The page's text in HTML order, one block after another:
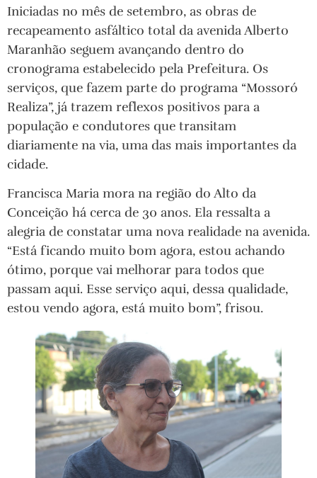
Iniciadas no mês de setembro, as obras de
recapeamento asfáltico total da avenida Alberto
Maranhão seguem avançando dentro do
cronograma estabelecido pela Prefeitura. Os
serviços, que fazem parte do programa “Mossoró
Realiza”, já trazem reflexos positivos para a
população e condutores que transitam
diariamente na via, uma das mais importantes da
cidade.
Francisca Maria mora na região do Alto da
Conceição há cerca de 30 anos. Ela ressalta a
alegria de constatar uma nova realidade na avenida.
“Está ficando muito bom agora, estou achando
ótimo, porque vai melhorar para todos que
passam aqui. Esse serviço aqui, dessa qualidade,
estou vendo agora, está muito bom”, frisou.